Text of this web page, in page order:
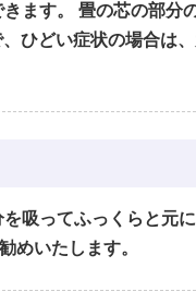
ます。 畳の芯の部分
ひどい症状の場合は
吸ってふっくらと元
めいたします。